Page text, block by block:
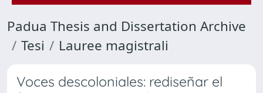
Padua Thesis and Dissertation Archive
Tesi
Lauree magistrali
Voces descoloniales: rediseñar el